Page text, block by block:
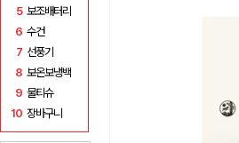
5 보조배터리
6 수건
7 선풍기
8 보온보냉백
9 물티슈
10 장바구니